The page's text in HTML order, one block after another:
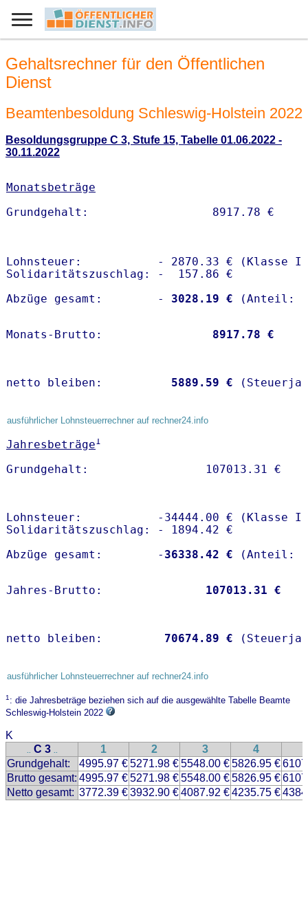
Gehaltsrechner für den Öffentlichen
Dienst
Beamtenbesoldung Schleswig-Holstein 2022
Besoldungsgruppe C 3, Stufe 15, Tabelle 01.06.2022 -
30.11.2022
Monatsbeträge
Lohnsteuer:           - 2870.33 € (Klasse I)
Solidaritätszuschlag: -  157.86 €
Abzüge gesamt:        -
3028.19 €
Monats-Brutto: 8917.78 €
netto bleiben: 5889.59 €
ausführlicher Lohnsteuerrechner auf rechner24.info
Jahresbeträge1
Lohnsteuer:           -34444.00 € (Klasse I)
Solidaritätszuschlag: - 1894.42 €
Abzüge gesamt:        - 36338.42 €
Jahres-Brutto: 107013.31 €
netto bleiben: 70674.89 €
ausführlicher Lohnsteuerrechner auf rechner24.info
1: die Jahresbeträge beziehen sich auf die ausgewählte Tabelle Beamte
Schleswig-Holstein 2022
K
.. C 3 .. 1 2 3 4
Grundgehalt:
4995.97 €5271.98 €5548.00 €5826.95 €
Brutto gesamt: 4995.97 €5271.98 €5548.00 €5826.95 €
Netto gesamt: 3772.39 €3932.90 €4087.92 €4235.75 €